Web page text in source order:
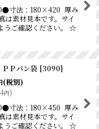
寸法：180×420 厚み
素材見本です。サイ
うご確認ください。 ☆
Ｐパン袋 [3090]
(税別)
円)
寸法：180×450 厚み
素材見本です。サイ
うご確認ください。 ☆